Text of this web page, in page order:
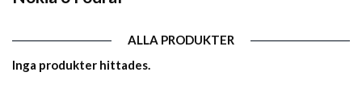
ALLA PRODUKTER
Inga produkter hittades.